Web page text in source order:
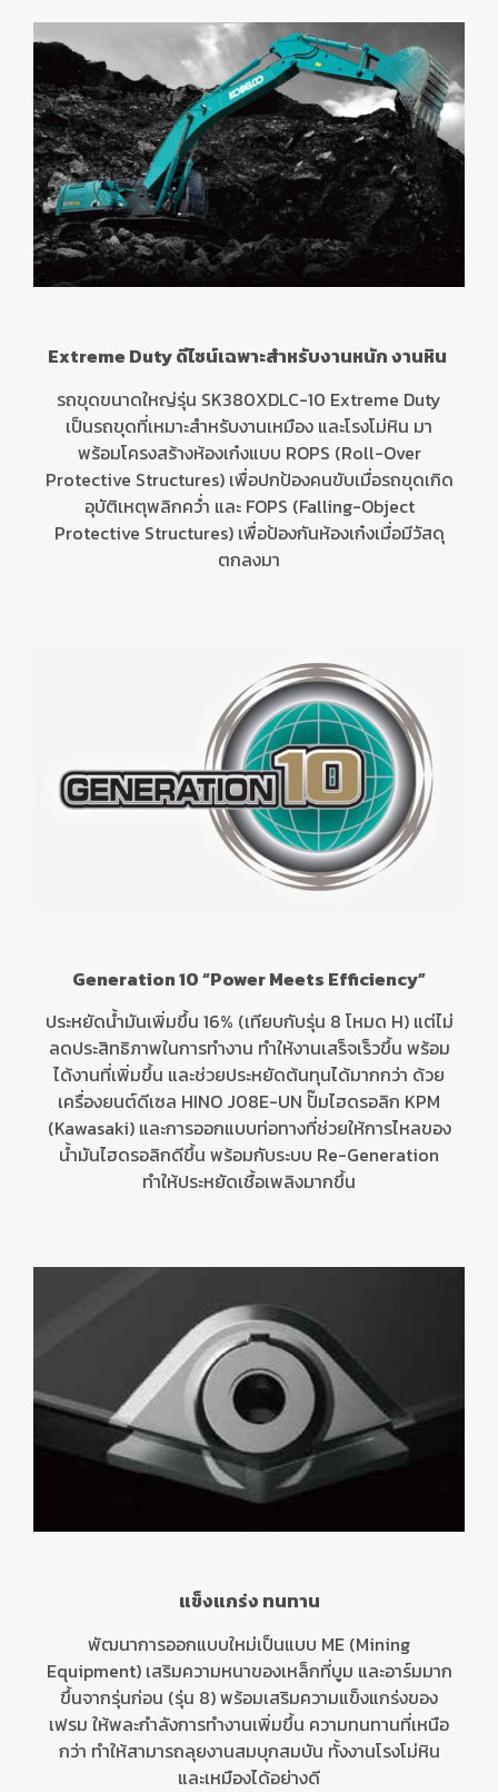
Extreme Duty ดีไซน์เฉพาะสำหรับงานหนัก งานหิน
รถขุดขนาดใหญ่รุ่น SK380XDLC-10 Extreme Duty
เป็นรถขุดที่เหมาะสำหรับงานเหมือง และโรงโม่หิน มา
พร้อมโครงสร้างห้องเก๋งแบบ ROPS (Roll-Over
Protective Structures) เพื่อปกป้องคนขับเมื่อรถขุดเกิด
อุบัติเหตุพลิกคว่ำ และ FOPS (Falling-Object
Protective Structures) เพื่อป้องกันห้องเก๋งเมื่อมีวัสดุ
ตกลงมา
Generation 10 “Power Meets Efficiency”
ประหยัดน้ำมันเพิ่มขึ้น 16% (เทียบกับรุ่น 8 โหมด H) แต่ไม่
ลดประสิทธิภาพในการทำงาน ทำให้งานเสร็จเร็วขึ้น พร้อม
ได้งานที่เพิ่มขึ้น และช่วยประหยัดต้นทุนได้มากกว่า ด้วย
เครื่องยนต์ดีเซล HINO J08E-UN ปั๊มไฮดรอลิก KPM
(Kawasaki) และการออกแบบท่อทางที่ช่วยให้การไหลของ
น้ำมันไฮดรอลิกดีขึ้น พร้อมกับระบบ Re-Generation
ทำให้ประหยัดเชื้อเพลิงมากขึ้น
แข็งแกร่ง ทนทาน
พัฒนาการออกแบบใหม่เป็นแบบ ME (Mining
Equipment) เสริมความหนาของเหล็กที่บูม และอาร์มมาก
ขึ้นจากรุ่นก่อน (รุ่น 8) พร้อมเสริมความแข็งแกร่งของ
เฟรม ให้พละกำลังการทำงานเพิ่มขึ้น ความทนทานที่เหนือ
กว่า ทำให้สามารถลุยงานสมบุกสมบัน ทั้งงานโรงโม่หิน
และเหมืองได้อย่างดี